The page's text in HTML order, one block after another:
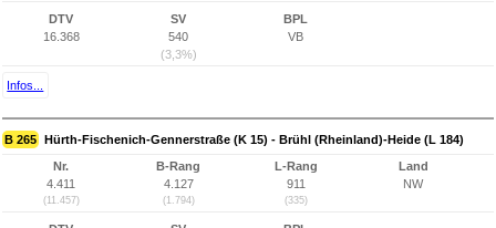
DTV
16.368
SV
540
(3,3%)
BPL
VB
Infos...
B 265 Hürth-Fischenich-Gennerstraße (K 15) - Brühl (Rheinland)-Heide (L 184)
Nr.
4.411
(11.457)
B-Rang
4.127
(1.794)
L-Rang
911
(335)
Land
NW